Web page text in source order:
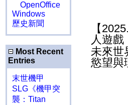
OpenOffice
Windows
歷史新聞
Most Recent
Entries
末世機甲
SLG《機甲突
襲：Titan
【
人遊戲
未來世
慾望與